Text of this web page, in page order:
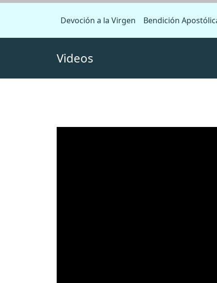
Devoción a la Virgen Bendición
Videos